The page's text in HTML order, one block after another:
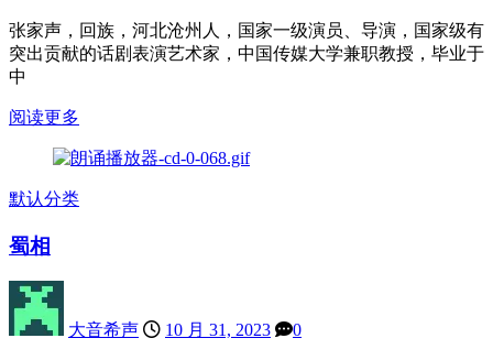
张家声，回族，河北沧州人，国家一级演员、导演，国家级有
突出贡献的话剧表演艺术家，中国传媒大学兼职教授，毕业于
中
阅读更多
默认分类
蜀相
大音希声 10 月 31, 2023 0